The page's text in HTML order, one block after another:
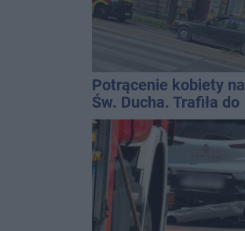
Potrącenie kobiety na
Św. Ducha. Trafiła do
szpitala